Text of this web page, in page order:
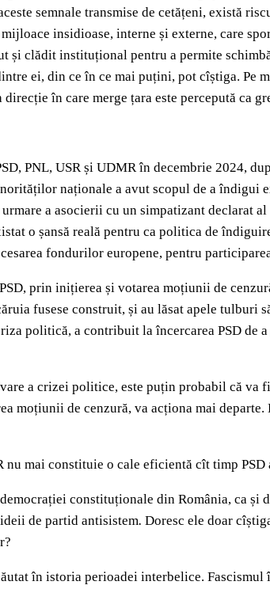
semnale transmise de cetățeni, există
insidioase, interne și externe, care
și clădit instituțional pentru a permite
ei, din ce în ce mai puțini, pot cîștiga. Pe
în care merge țara este percepută ca
PNL, USR și UDMR în decembrie 2024,
naționale a avut scopul de a îndigui
a asocierii cu un simpatizant
o șansă reală pentru ca politica de
fondurilor europene, pentru
prin inițierea și votarea moțiunii de
fusese construit, și au lăsat apele tulburi
politică, a contribuit la încercarea PSD
a crizei politice, este puțin probabil că
moțiunii de cenzură, va acționa mai
mai constituie o cale eficientă cît timp PSD
constituționale din România, ca
de partid antisistem. Doresc ele doar
în istoria perioadei interbelice.